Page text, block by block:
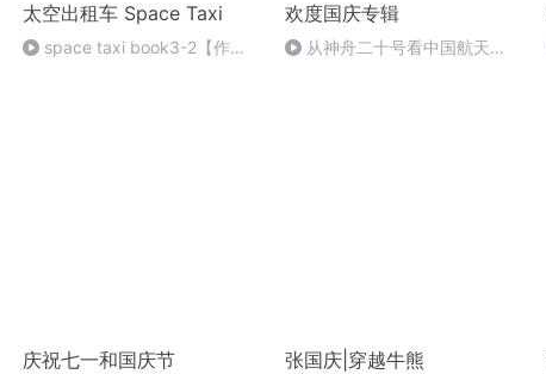
太空出租车 Space Taxi
space taxi book3-2【作
欢度国庆专辑
从神舟二十号看中国航天
庆祝七一和国庆节 张国庆|穿越牛熊